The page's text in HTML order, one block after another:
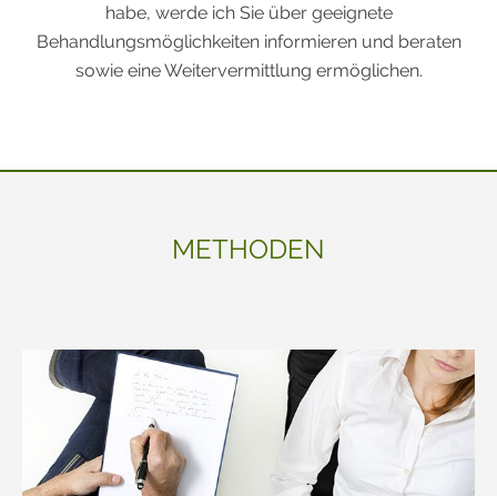
habe, werde ich Sie über geeignete
Behandlungsmöglichkeiten informieren und beraten
sowie eine Weitervermittlung ermöglichen.
METHODEN